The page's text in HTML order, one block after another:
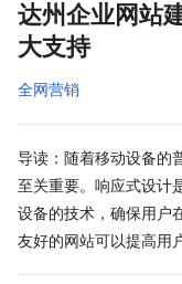
达州企业网站
大支持
全网营销
导读：随着移动设备的
至关重要。响应式设计
设备的技术，确保用户
友好的网站可以提高用